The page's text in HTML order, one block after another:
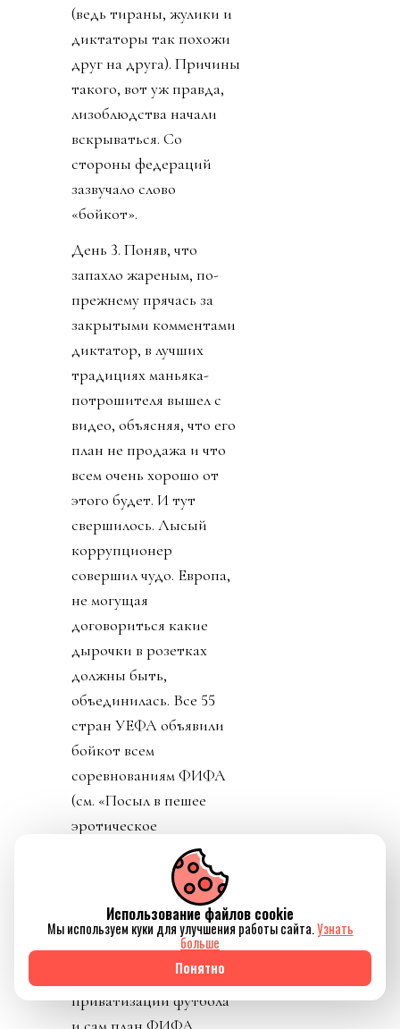
(ведь тираны, жулики и
диктаторы так похожи
друг на друга). Причины
такого, вот уж правда,
лизоблюдства начали
вскрываться. Со
стороны федераций
зазвучало слово
«бойкот».
День 3. Поняв, что
запахло жареным, по-
прежнему прячась за
закрытыми комментами
диктатор, в лучших
традициях маньяка-
потрошителя вышел с
видео, объясняя, что его
план не продажа и что
всем очень хорошо от
этого будет. И тут
свершилось. Лысый
коррупционер
совершил чудо. Европа,
не могущая
договориться какие
дырочки в розетках
должны быть,
объединилась. Все 55
стран УЕФА объявили
бойкот всем
соревнованиям ФИФА
(см. «Посыл в пешее
эротическое
путешествие к объекту
огуречной формы»).
Чуть позже 41 из 41
федераций КОНКАКАФ
единогласно отвергли
приватизации футбола
Использование файлов cookie
Мы используем куки для улучшения работы сайта.Узнать
больше
Понятно